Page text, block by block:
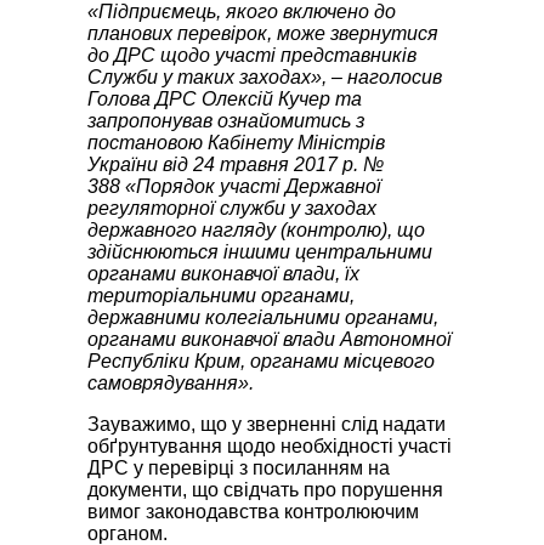
«Підприємець, якого включено до
планових перевірок, може звернутися
до ДРС щодо участі представників
Служби у таких заходах», – наголосив
Голова ДРС Олексій Кучер та
запропонував ознайомитись з
постановою Кабінету Міністрів
України від 24 травня 2017 р. №
388 «Порядок участі Державної
регуляторної служби у заходах
державного нагляду (контролю), що
здійснюються іншими центральними
органами виконавчої влади, їх
територіальними органами,
державними колегіальними органами,
органами виконавчої влади Автономної
Республіки Крим, органами місцевого
самоврядування».
Зауважимо, що у зверненні слід надати
обґрунтування щодо необхідності участі
ДРС у перевірці з посиланням на
документи, що свідчать про порушення
вимог законодавства контролюючим
органом.